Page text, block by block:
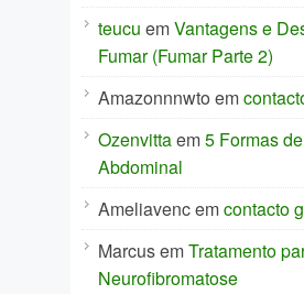
teucu emVantagens e
Fumar (Fumar Parte 2)
Amazonnnwto em
Ozenvittaem5 Formas
Abdominal
Ameliavencemcontacto
MarcusemTratamento
Neurofibromatose